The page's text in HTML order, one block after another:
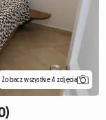
Zobacz wszystkie 4 zdjęcia